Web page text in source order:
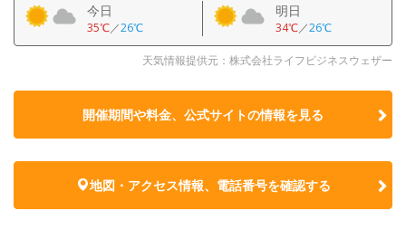
今日
35℃／26℃
明日
34℃／26℃
天気情報提供元：株式会社ライフビジネスウェザー
開催期間や料金、公式サイトの情報を見る
地図・アクセス情報、電話番号を確認する